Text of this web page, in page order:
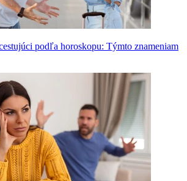
podľa horoskopu: Týmto znameniam